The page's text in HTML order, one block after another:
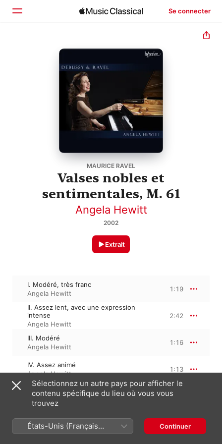
Se connecter
Accueil
Parcourir
Rechercher
MAURICE RAVEL
Valses nobles et
sentimentales, M. 61
Angela Hewitt
2002
Extrait
I. Modéré, très franc
Angela Hewitt
1:19
II. Assez lent, avec une expression
intense
Angela Hewitt
2:42
III. Modéré
Angela Hewitt
1:16
IV. Assez animé
Angela Hewitt
1:13
V. Presque lent, dans un sentiment
intime
Angela Hewitt
1:26
VI. Vif
Angela Hewitt
0:38
Sélectionnez un autre pays pour afficher le
contenu spécifique du lieu où vous vous
trouvez
États-Unis (Français
France)
Continuer